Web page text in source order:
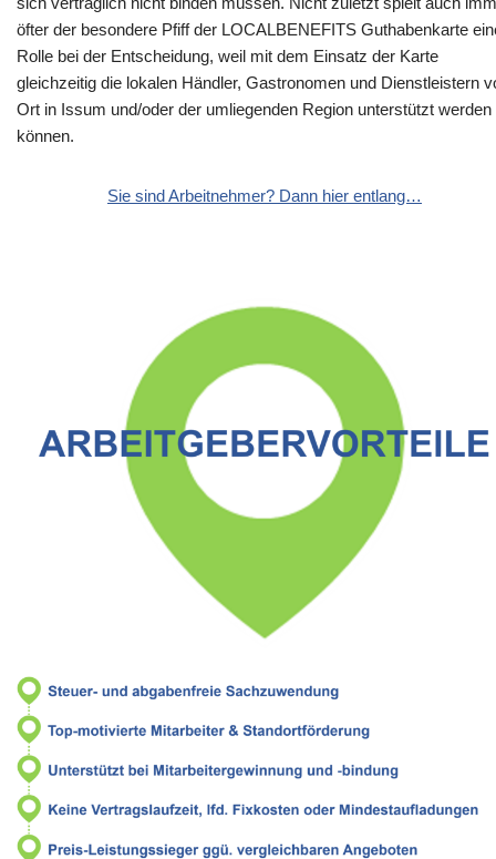
öfter der besondere Pfiff der LOCALBENEFITS Guthabenkarte
Rolle bei der Entscheidung, weil mit dem Einsatz der Karte
gleichzeitig die lokalen Händler, Gastronomen und Dienstleistern
Ort in Issum und/oder der umliegenden Region unterstützt werden
können.
Sie sind Arbeitnehmer? Dann hier entlang…